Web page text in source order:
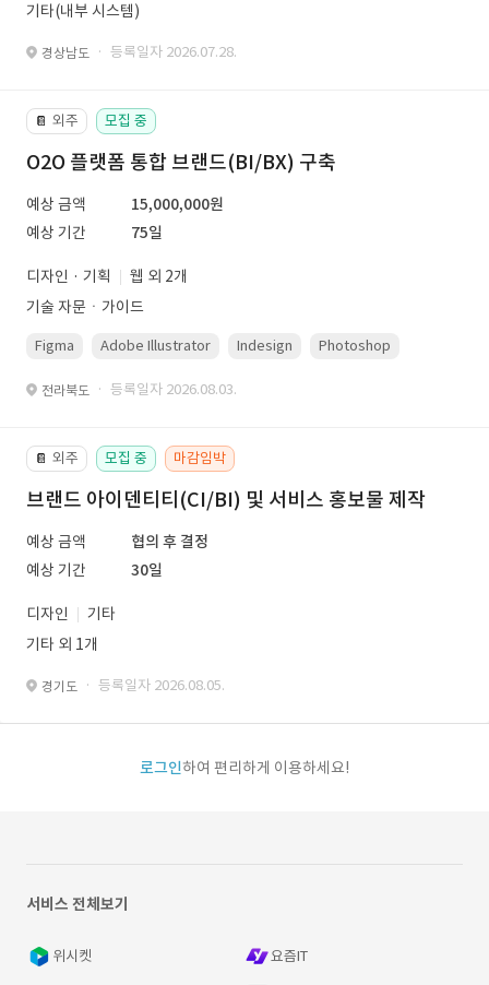
기타(내부 시스템)
경상남도 · 등록일자 2026.07.28.
📔 외주 모집 중
O2O 플랫폼 통합 브랜드(BI/BX) 구축
예상 금액
15,000,000원
예상 기간
75일
디자인 · 기획
웹 외 2개
기술 자문ㆍ가이드
Figma Adobe Illustrator Indesign Photoshop
전라북도 · 등록일자 2026.08.03.
📔 외주 모집 중 마감임박
브랜드 아이덴티티(CI/BI) 및 서비스 홍보물 제작
예상 금액
협의 후 결정
예상 기간
30일
디자인
기타
기타 외 1개
경기도 · 등록일자 2026.08.05.
로그인하여 편리하게 이용하세요!
서비스 전체보기
위시켓 요즘IT